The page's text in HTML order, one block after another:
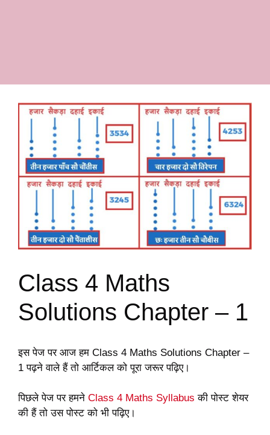
Class 4 Maths
Solutions Chapter – 1
इस पेज पर आज हम Class 4 Maths Solutions Chapter –
1 पढ़ने वाले हैं तो आर्टिकल को पूरा जरूर पढ़िए।
पिछले पेज पर हमने Class 4 Maths Syllabus की पोस्ट शेयर
की हैं तो उस पोस्ट को भी पढ़िए।